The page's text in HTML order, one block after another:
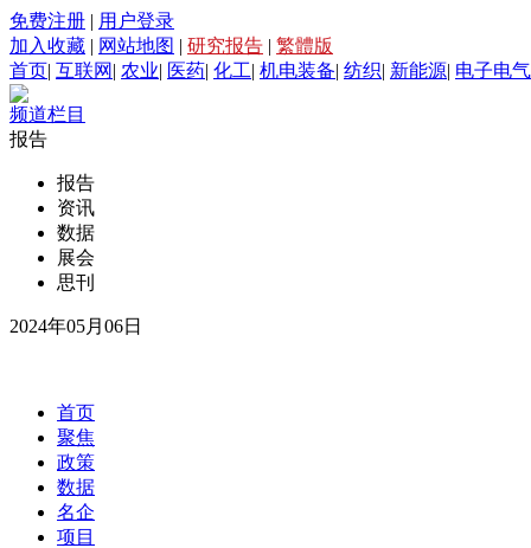
免费注册 | 用户登录
加入收藏 | 网站地图 | 研究报告 | 繁體版
首页| 互联网 | 农业| 医药| 化工| 机电装备| 纺织| 新能源| 电子电气
频道栏目
报告
报告
资讯
数据
展会
思刊
2024年05月06日
首页
聚焦
政策
数据
名企
项目